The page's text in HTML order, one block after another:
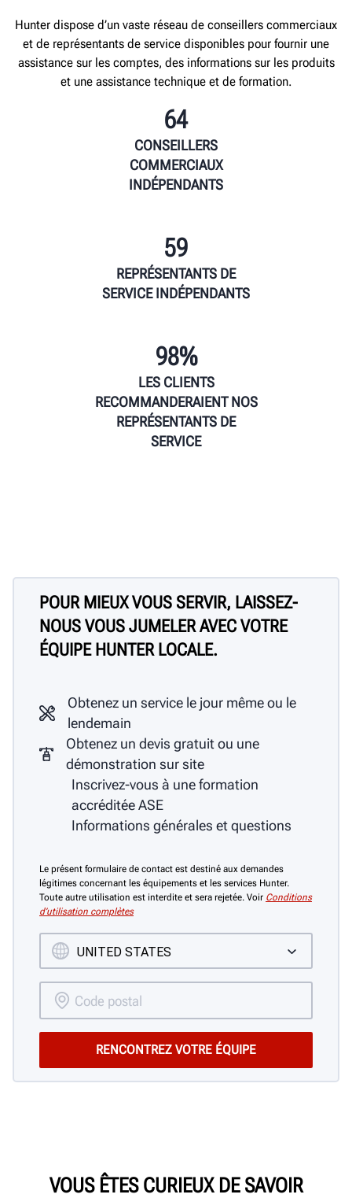
Hunter dispose d’un vaste réseau de conseillers commerciaux
et de représentants de service disponibles pour fournir une
assistance sur les comptes, des informations sur les produits
et une assistance technique et de formation.
64
CONSEILLERS
COMMERCIAUX
INDÉPENDANTS
59
REPRÉSENTANTS DE
SERVICE INDÉPENDANTS
98%
LES CLIENTS
RECOMMANDERAIENT NOS
REPRÉSENTANTS DE
SERVICE
POUR MIEUX VOUS SERVIR, LAISSEZ-
NOUS VOUS JUMELER AVEC VOTRE
ÉQUIPE HUNTER LOCALE.
Obtenez un service le jour même ou le
lendemain
Obtenez un devis gratuit ou une
démonstration sur site
Inscrivez-vous à une formation
accréditée ASE
Informations générales et questions
Le présent formulaire de contact est destiné aux demandes
légitimes concernant les équipements et les services Hunter.
Toute autre utilisation est interdite et sera rejetée. Voir Conditions
d’utilisation complètes
VOUS ÊTES CURIEUX DE SAVOIR